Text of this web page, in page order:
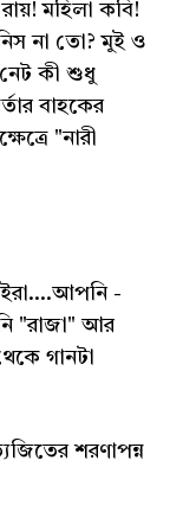
মহিলা কবি!
না তো? মুই ও
কী শুধু
বাহকের
"নারী
-
"রাজা" আর
গানটা
শরণাপন্ন